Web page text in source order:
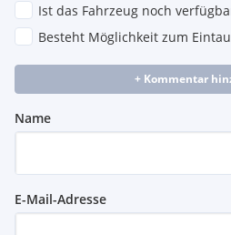
Ist das Fahrzeug noch
Besteht Möglichkeit zum
+ Kommentar
Name
E-Mail-Adresse